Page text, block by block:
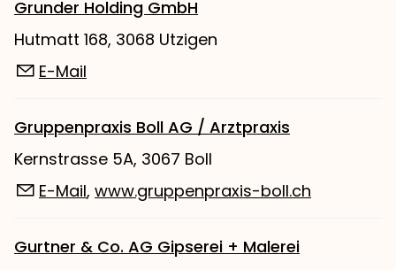
Grunder Holding GmbH
Hutmatt 168, 3068 Utzigen
E-Mail
Gruppenpraxis Boll AG / Arztpraxis
Kernstrasse 5A, 3067 Boll
E-Mail, www.gruppenpraxis-boll.ch
Gurtner & Co. AG Gipserei + Malerei